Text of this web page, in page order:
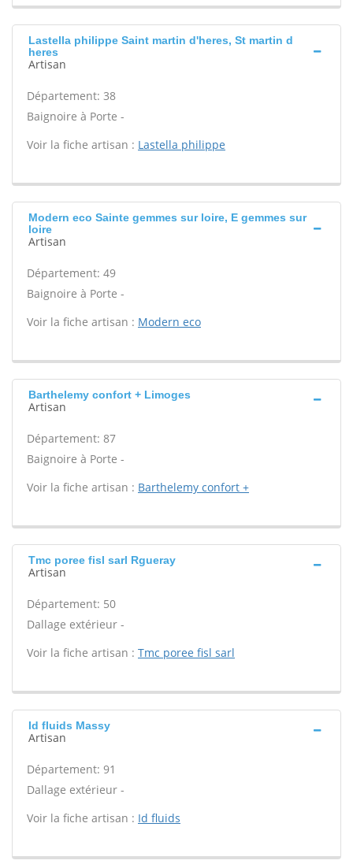
Lastella philippe Saint martin d'heres, St martin d
heres
Artisan
Département: 38
Baignoire à Porte -
Voir la fiche artisan : Lastella philippe
Modern eco Sainte gemmes sur loire, E gemmes sur
loire
Artisan
Département: 49
Baignoire à Porte -
Voir la fiche artisan : Modern eco
Barthelemy confort + Limoges
Artisan
Département: 87
Baignoire à Porte -
Voir la fiche artisan : Barthelemy confort +
Tmc poree fisl sarl Rgueray
Artisan
Département: 50
Dallage extérieur -
Voir la fiche artisan : Tmc poree fisl sarl
Id fluids Massy
Artisan
Département: 91
Dallage extérieur -
Voir la fiche artisan : Id fluids